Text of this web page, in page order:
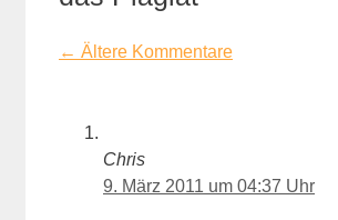
Kommentarnavigation
← Ältere Kommentare
Chris
9. März 2011 um 04:37 Uhr